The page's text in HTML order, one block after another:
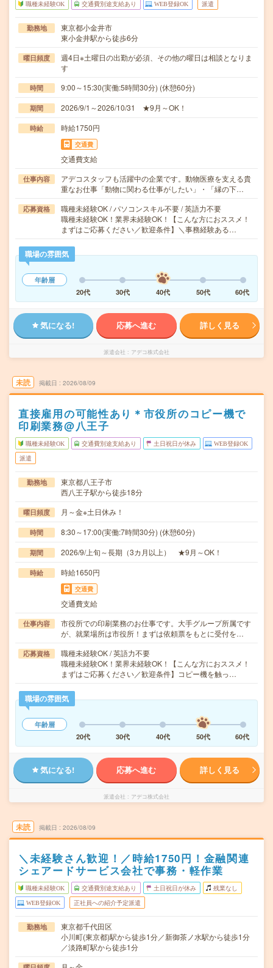
職種未経験OK 交通費別途支給あり WEB登録OK 派遣
勤務地
東京都小金井市
東小金井駅から徒歩6分
曜日頻度
週4日※土曜日の出勤が必須、その他の曜日は相談となりま
す
時間 9:00～15:30(実働:5時間30分) (休憩60分)
期間 2026/9/1～2026/10/31 ★9月～OK！
時給 時給1750円
交通費
交通費支給
仕事内容
アデコスタッフも活躍中の企業です。動物医療を支える貴
重なお仕事「動物に関わる仕事がしたい」・「縁の下…
応募資格
職種未経験OK / パソコンスキル不要 / 英語力不要
職種未経験OK！業界未経験OK！【こんな方におススメ！
まずはご応募ください／歓迎条件】＼事務経験ある…
職場の雰囲気
年齢層
20代
30代 40代 50代 60代
気になる! 応募へ進む 詳しく見る
派遣会社 アデコ株式会社
未読 掲載日 2026/08/09
直接雇用の可能性あり＊市役所のコピー機で
印刷業務@八王子
職種未経験OK 交通費別途支給あり 土日祝日が休み WEB登録OK
派遣
勤務地
東京都八王子市
西八王子駅から徒歩18分
曜日頻度 月～金※土日休み！
時間 8:30～17:00(実働:7時間30分) (休憩60分)
期間 2026/9/上旬～長期（3カ月以上） ★9月～OK！
時給 時給1650円
交通費
交通費支給
仕事内容
市役所での印刷業務のお仕事です。大手グループ所属です
が、就業場所は市役所！まずは依頼票をもとに受付を…
応募資格
職種未経験OK / 英語力不要
職種未経験OK！業界未経験OK！【こんな方におススメ！
まずはご応募ください／歓迎条件】コピー機を触っ…
職場の雰囲気
年齢層
20代
30代 40代 50代 60代
気になる! 応募へ進む 詳しく見る
派遣会社 アデコ株式会社
未読 掲載日 2026/08/09
＼未経験さん歓迎！／時給1750円！金融関連
シェアードサービス会社で事務・軽作業
職種未経験OK 交通費別途支給あり 土日祝日が休み 残業なし
WEB登録OK 正社員への紹介予定派遣
勤務地
東京都千代田区
小川町(東京都)駅から徒歩1分／新御茶ノ水駅から徒歩1分
／淡路町駅から徒歩1分